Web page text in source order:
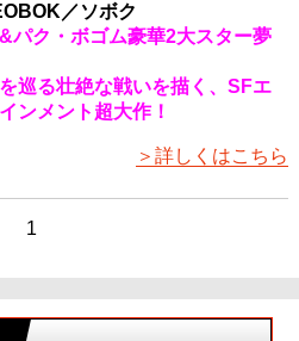
／ソボク
パク・ボゴム豪華2大スター夢
巡る壮絶な戦いを描く、SFエ
ンメント超大作！
＞詳しくはこちら
1